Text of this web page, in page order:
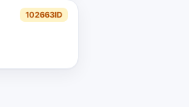
102663ID